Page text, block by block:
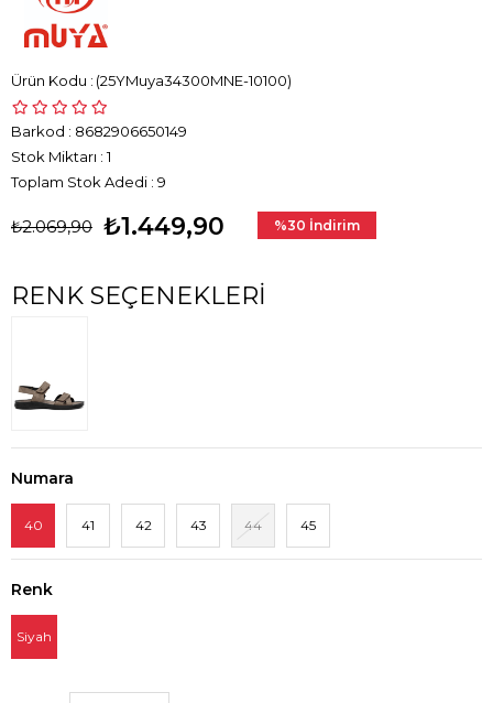
(25YMuya34300MNE-10100)
Barkod : 8682906650149
Stok Miktarı : 1
Toplam Stok Adedi : 9
₺2.069,90 ₺1.449,90 %30 İndirim
RENK SEÇENEKLERI
Numara
40 41 42 43 44 45
Renk
Siyah